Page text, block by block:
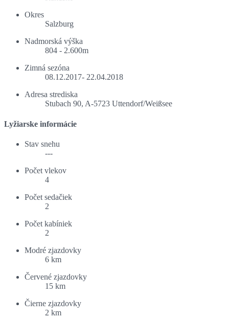
Okres
Salzburg
Nadmorská výška
804 - 2.600m
Zimná sezóna
08.12.2017- 22.04.2018
Adresa strediska
Stubach 90, A-5723 Uttendorf/Weißsee
Lyžiarske informácie
Stav snehu
---
Počet vlekov
4
Počet sedačiek
2
Počet kabíniek
2
Modré zjazdovky
6 km
Červené zjazdovky
15 km
Čierne zjazdovky
2 km